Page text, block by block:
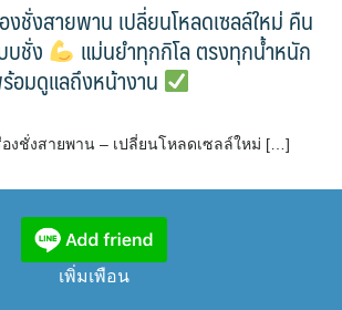
งชั่งสายพาน เปลี่ยนโหลดเซลล์ใหม่ คืน
บชั่ง แม่นยำทุกกิโล ตรงทุกน้ำหนัก
อมดูแลถึงหน้างาน
องชั่งสายพาน – เปลี่ยนโหลดเซลล์ใหม่ […]
เพิ่มเพือน